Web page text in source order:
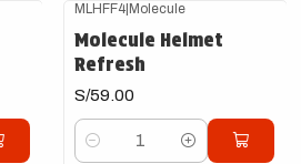
MLHFF4 Molecule
Molecule Helmet
Refresh
S/59.00
Cantidad